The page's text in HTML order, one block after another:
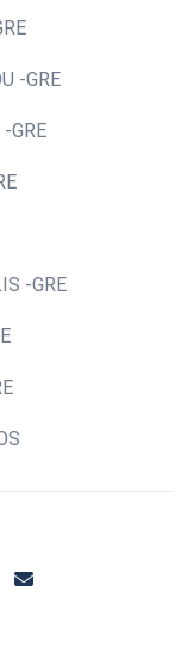
-GRE
GRE
-GRE